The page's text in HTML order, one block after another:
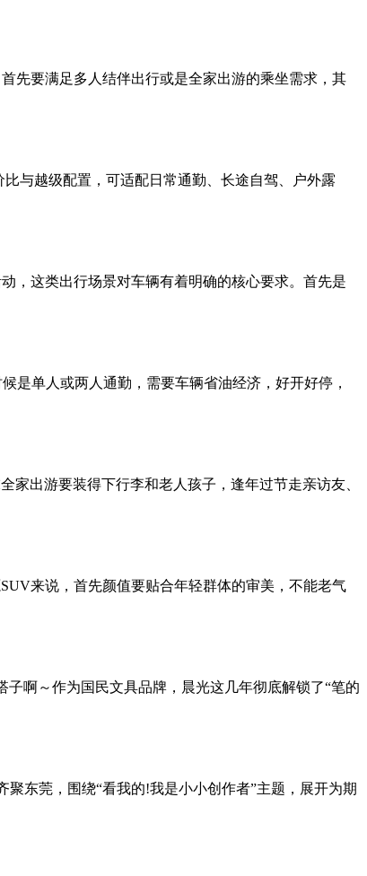
先要满足多人结伴出行或是全家出游的乘坐需求，其
与越级配置，可适配日常通勤、长途自驾、户外露
，这类出行场景对车辆有着明确的核心要求。首先是
是单人或两人通勤，需要车辆省油经济，好开好停，
出游要装得下行李和老人孩子，逢年过节走亲访友、
来说，首先颜值要贴合年轻群体的审美，不能老气
啊～作为国民文具品牌，晨光这几年彻底解锁了“笔的
聚东莞，围绕“看我的!我是小小创作者”主题，展开为期